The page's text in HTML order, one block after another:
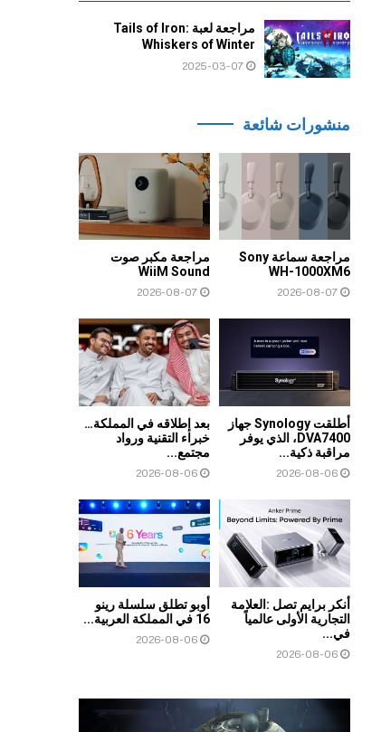
مراجعة لعبة Tails of Iron:
Whiskers of Winter
2025-03-07
منشورات شائعة
مراجعة سماعة Sony
WH-1000XM6
2026-08-07
مراجعة مكبر صوت
WiiM Sound
2026-08-07
أطلقت Synology جهاز
DVA7400، الذي يوفر
مراقبة ذكية...
2026-08-06
بعد إطلاقه في المملكة…
خبراء التقنية ورواد
مجتمع...
2026-08-06
أنكر برايم تصل :العلامة
التجارية الأولى عالمياً
في...
2026-08-06
أوبو تطلق سلسلة رينو
16 في المملكة العربية...
2026-08-06